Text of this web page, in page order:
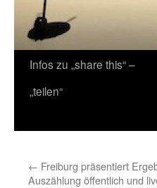
Zum
Inhalt
Infos zu „share this“ –
„teilen“
← Freiburg präsentiert
Auszählung öffentlich und